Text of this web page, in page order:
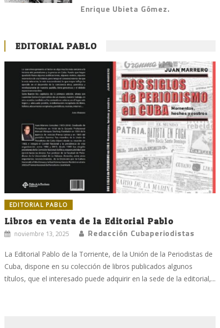
Enrique Ubieta Gómez.
EDITORIAL PABLO
EDITORIAL PABLO
Libros en venta de la Editorial Pablo
noviembre 13, 2025 Redacción Cubaperiodistas
La Editorial Pablo de la Torriente, de la Unión de la Periodistas de
Cuba, dispone en su colección de libros publicados algunos
títulos, que el interesado puede adquirir en la sede de la editorial,...